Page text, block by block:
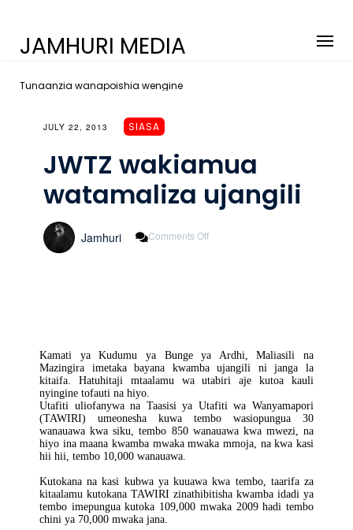
JAMHURI MEDIA
Tunaanzia wanapoishia wengine
JULY 22, 2013 SIASA
JWTZ wakiamua
watamaliza ujangili
Jamhuri Comments Off
Kamati ya Kudumu ya Bunge ya Ardhi, Maliasili na
Mazingira imetaka bayana kwamba ujangili ni janga la
kitaifa. Hatuhitaji mtaalamu wa utabiri aje kutoa kauli
nyingine tofauti na hiyo.
Utafiti uliofanywa na Taasisi ya Utafiti wa Wanyamapori
(TAWIRI) umeonesha kuwa tembo wasiopungua 30
wanauawa kwa siku, tembo 850 wanauawa kwa mwezi, na
hiyo ina maana kwamba mwaka mwaka mmoja, na kwa kasi
hii hii, tembo 10,000 wanauawa.
Kutokana na kasi kubwa ya kuuawa kwa tembo, taarifa za
kitaalamu kutokana TAWIRI zinathibitisha kwamba idadi ya
tembo imepungua kutoka 109,000 mwaka 2009 hadi tembo
chini ya 70,000 mwaka jana.